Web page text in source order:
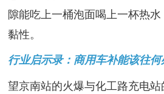
隙能吃上一桶泡面喝上一杯热
黏性。
行业启示录：商用车补能该往何
望京南站的火爆与化工路充电